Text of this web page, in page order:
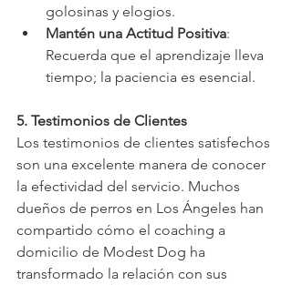
golosinas y elogios.
Mantén una Actitud Positiva:
Recuerda que el aprendizaje lleva
tiempo; la paciencia es esencial.
5. Testimonios de Clientes
Los testimonios de clientes satisfechos
son una excelente manera de conocer
la efectividad del servicio. Muchos
dueños de perros en Los Ángeles han
compartido cómo el coaching a
domicilio de Modest Dog ha
transformado la relación con sus